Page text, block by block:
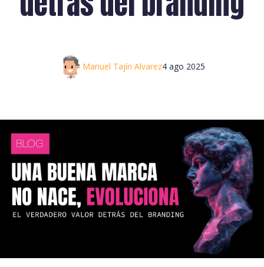
4 ago 2025
Manuel Tajín Alvarez